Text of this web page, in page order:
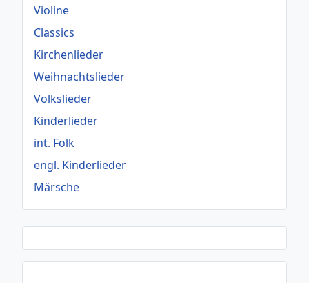
Violine
Classics
Kirchenlieder
Weihnachtslieder
Volkslieder
Kinderlieder
int. Folk
engl. Kinderlieder
Märsche